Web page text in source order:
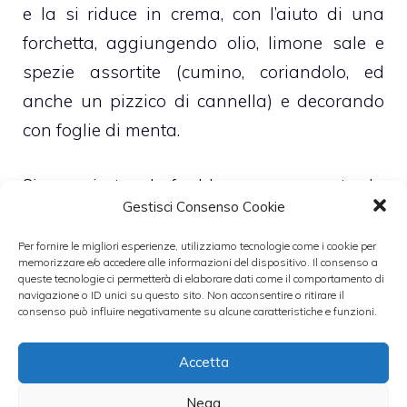
Gestisci Consenso Cookie
Per fornire le migliori esperienze, utilizziamo tecnologie come i cookie per
memorizzare e/o accedere alle informazioni del dispositivo. Il consenso a
queste tecnologie ci permetterà di elaborare dati come il comportamento di
navigazione o ID unici su questo sito. Non acconsentire o ritirare il
consenso può influire negativamente su alcune caratteristiche e funzioni.
Accetta
Nega
e la si riduce in crema, con l’aiuto di una
forchetta, aggiungendo olio, limone sale e
spezie assortite (cumino, coriandolo, ed
anche un pizzico di cannella) e decorando
con foglie di menta.
Si serve in tavola fredda, accompagnata da
crostini di pane abbrustolito.
Cucinata sulla brace o sul fornello a gas la
melanzana acquisisce un leggeroprofumo
questo sapore particolare, è sufficiente far
appassire le melanzane in forno.